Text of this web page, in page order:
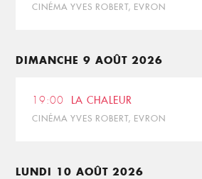
CINÉMA YVES ROBERT, EVRON
DIMANCHE 9 AOÛT 2026
19:00 LA CHALEUR
CINÉMA YVES ROBERT, EVRON
LUNDI 10 AOÛT 2026